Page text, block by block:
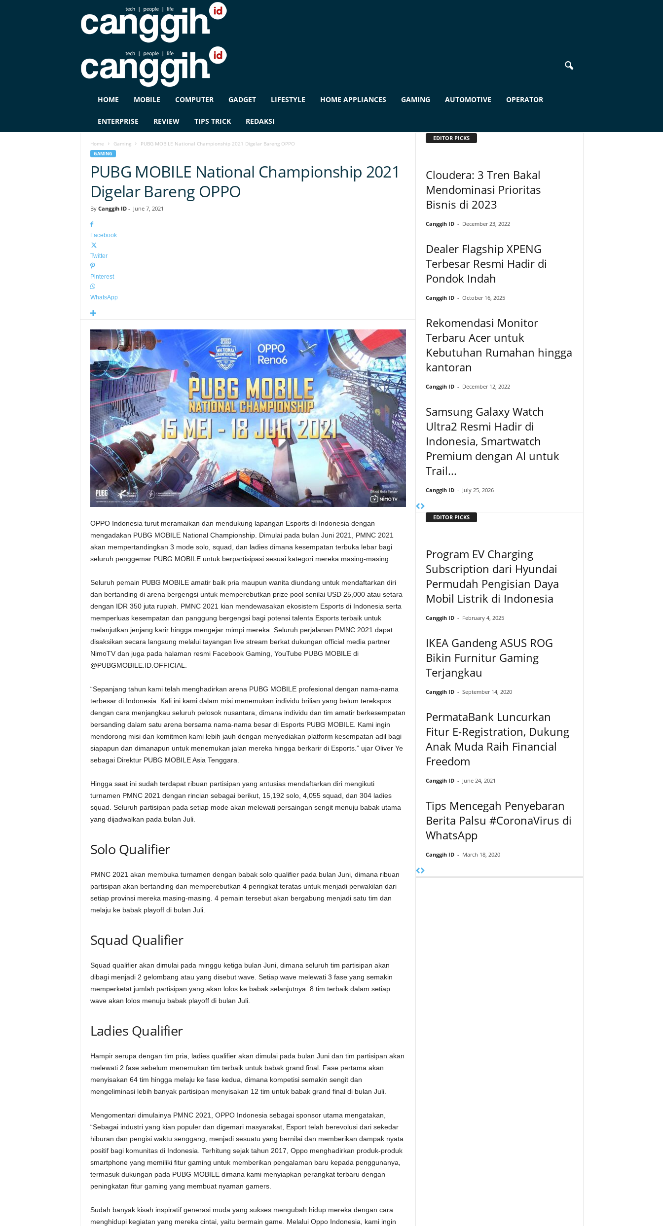
G
HOME MOBILE COMPUTER GADGET LIFESTYLE HOME APPLIANCES GAMING AUTOMOTIVE OPERATOR
ENTERPRISE REVIEW TIPS TRICK REDAKSI
Home Gaming PUBG MOBILE National Championship 2021 Digelar Bareng OPPO
GAMING
PUBG MOBILE National Championship 2021
Digelar Bareng OPPO
By Canggih ID- June 7, 2021
Facebook
Twitter
Pinterest
WhatsApp
OPPO Indonesia turut meramaikan dan mendukung lapangan Esports di Indonesia dengan
mengadakan PUBG MOBILE National Championship. Dimulai pada bulan Juni 2021, PMNC 2021
akan mempertandingkan 3 mode solo, squad, dan ladies dimana kesempatan terbuka lebar bagi
seluruh penggemar PUBG MOBILE untuk berpartisipasi sesuai kategori mereka masing-masing.
Seluruh pemain PUBG MOBILE amatir baik pria maupun wanita diundang untuk mendaftarkan diri
dan bertanding di arena bergengsi untuk memperebutkan prize pool senilai USD 25,000 atau setara
dengan IDR 350 juta rupiah. PMNC 2021 kian mendewasakan ekosistem Esports di Indonesia serta
memperluas kesempatan dan panggung bergengsi bagi potensi talenta Esports terbaik untuk
melanjutkan jenjang karir hingga mengejar mimpi mereka. Seluruh perjalanan PMNC 2021 dapat
disaksikan secara langsung melalui tayangan live stream berkat dukungan official media partner
NimoTV dan juga pada halaman resmi Facebook Gaming, YouTube PUBG MOBILE di
@PUBGMOBILE.ID.OFFICIAL.
“Sepanjang tahun kami telah menghadirkan arena PUBG MOBILE profesional dengan nama-nama
terbesar di Indonesia. Kali ini kami dalam misi menemukan individu brilian yang belum terekspos
dengan cara menjangkau seluruh pelosok nusantara, dimana individu dan tim amatir berkesempatan
bersanding dalam satu arena bersama nama-nama besar di Esports PUBG MOBILE. Kami ingin
mendorong misi dan komitmen kami lebih jauh dengan menyediakan platform kesempatan adil bagi
siapapun dan dimanapun untuk menemukan jalan mereka hingga berkarir di Esports.” ujar Oliver Ye
sebagai Direktur PUBG MOBILE Asia Tenggara.
Hingga saat ini sudah terdapat ribuan partisipan yang antusias mendaftarkan diri mengikuti
turnamen PMNC 2021 dengan rincian sebagai berikut, 15,192 solo, 4,055 squad, dan 304 ladies
squad. Seluruh partisipan pada setiap mode akan melewati persaingan sengit menuju babak utama
yang dijadwalkan pada bulan Juli.
Solo Qualifier
PMNC 2021 akan membuka turnamen dengan babak solo qualifier pada bulan Juni, dimana ribuan
partisipan akan bertanding dan memperebutkan 4 peringkat teratas untuk menjadi perwakilan dari
setiap provinsi mereka masing-masing. 4 pemain tersebut akan bergabung menjadi satu tim dan
melaju ke babak playoff di bulan Juli.
Squad Qualifier
Squad qualifier akan dimulai pada minggu ketiga bulan Juni, dimana seluruh tim partisipan akan
dibagi menjadi 2 gelombang atau yang disebut wave. Setiap wave melewati 3 fase yang semakin
memperketat jumlah partisipan yang akan lolos ke babak selanjutnya. 8 tim terbaik dalam setiap
wave akan lolos menuju babak playoff di bulan Juli.
Ladies Qualifier
Hampir serupa dengan tim pria, ladies qualifier akan dimulai pada bulan Juni dan tim partisipan akan
melewati 2 fase sebelum menemukan tim terbaik untuk babak grand final. Fase pertama akan
menyisakan 64 tim hingga melaju ke fase kedua, dimana kompetisi semakin sengit dan
mengeliminasi lebih banyak partisipan menyisakan 12 tim untuk babak grand final di bulan Juli.
Mengomentari dimulainya PMNC 2021, OPPO Indonesia sebagai sponsor utama mengatakan,
“Sebagai industri yang kian populer dan digemari masyarakat, Esport telah berevolusi dari sekedar
hiburan dan pengisi waktu senggang, menjadi sesuatu yang bernilai dan memberikan dampak nyata
positif bagi komunitas di Indonesia. Terhitung sejak tahun 2017, Oppo menghadirkan produk-produk
smartphone yang memiliki fitur gaming untuk memberikan pengalaman baru kepada penggunanya,
termasuk dukungan pada PUBG MOBILE dimana kami menyiapkan perangkat terbaru dengan
peningkatan fitur gaming yang membuat nyaman gamers.
Sudah banyak kisah inspiratif generasi muda yang sukses mengubah hidup mereka dengan cara
menghidupi kegiatan yang mereka cintai, yaitu bermain game. Melalui Oppo Indonesia, kami ingin
EDITOR PICKS
Cloudera: 3 Tren Bakal
Mendominasi Prioritas
Bisnis di 2023
Canggih ID - December 23, 2022
Dealer Flagship XPENG
Terbesar Resmi Hadir di
Pondok Indah
Canggih ID - October 16, 2025
Rekomendasi Monitor
Terbaru Acer untuk
Kebutuhan Rumahan hingga
kantoran
Canggih ID - December 12, 2022
Samsung Galaxy Watch
Ultra2 Resmi Hadir di
Indonesia, Smartwatch
Premium dengan AI untuk
Trail...
Canggih ID - July 25, 2026
EDITOR PICKS
Program EV Charging
Subscription dari Hyundai
Permudah Pengisian Daya
Mobil Listrik di Indonesia
Canggih ID - February 4, 2025
IKEA Gandeng ASUS ROG
Bikin Furnitur Gaming
Terjangkau
Canggih ID - September 14, 2020
PermataBank Luncurkan
Fitur E-Registration, Dukung
Anak Muda Raih Financial
Freedom
Canggih ID - June 24, 2021
Tips Mencegah Penyebaran
Berita Palsu #CoronaVirus di
WhatsApp
Canggih ID - March 18, 2020